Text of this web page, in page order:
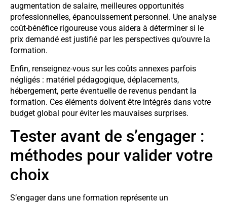
augmentation de salaire, meilleures opportunités
professionnelles, épanouissement personnel. Une analyse
coût-bénéfice rigoureuse vous aidera à déterminer si le
prix demandé est justifié par les perspectives qu’ouvre la
formation.
Enfin, renseignez-vous sur les coûts annexes parfois
négligés : matériel pédagogique, déplacements,
hébergement, perte éventuelle de revenus pendant la
formation. Ces éléments doivent être intégrés dans votre
budget global pour éviter les mauvaises surprises.
Tester avant de s’engager :
méthodes pour valider votre
choix
S’engager dans une formation représente un